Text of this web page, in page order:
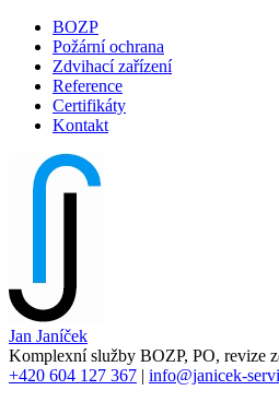
Přejít
hlavnímu
obsahu
Hlavní
navigace
BOZP
Požární ochrana
Zdvihací zařízení
Reference
Certifikáty
Kontakt
Jan Janíček
Komplexní služby BOZP, PO, revize
+420 604 127 367 | info@janicek-